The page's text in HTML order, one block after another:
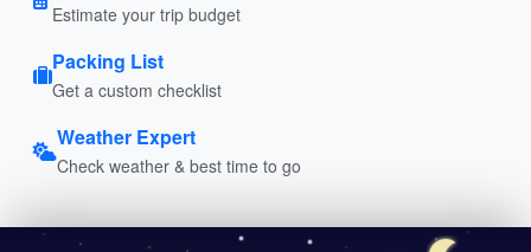
Estimate your trip budget
Packing List
Get a custom checklist
Weather Expert
Check weather & best time to go